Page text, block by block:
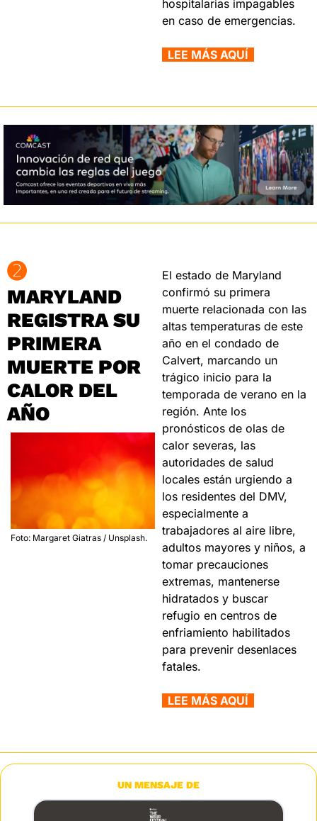
hospitalarias impagables
en caso de emergencias.
  LEE MÁS AQUÍ
➋
MARYLAND
REGISTRA SU
PRIMERA
MUERTE POR
CALOR DEL
AÑO
Foto: Margaret Giatras / Unsplash.
El estado de Maryland
confirmó su primera
muerte relacionada con las
altas temperaturas de este
año en el condado de
Calvert, marcando un
trágico inicio para la
temporada de verano en la
región. Ante los
pronósticos de olas de
calor severas, las
autoridades de salud
locales están urgiendo a
los residentes del DMV,
especialmente a
trabajadores al aire libre,
adultos mayores y niños, a
tomar precauciones
extremas, mantenerse
hidratados y buscar
refugio en centros de
enfriamiento habilitados
para prevenir desenlaces
fatales.
  LEE MÁS AQUÍ
UN MENSAJE DE